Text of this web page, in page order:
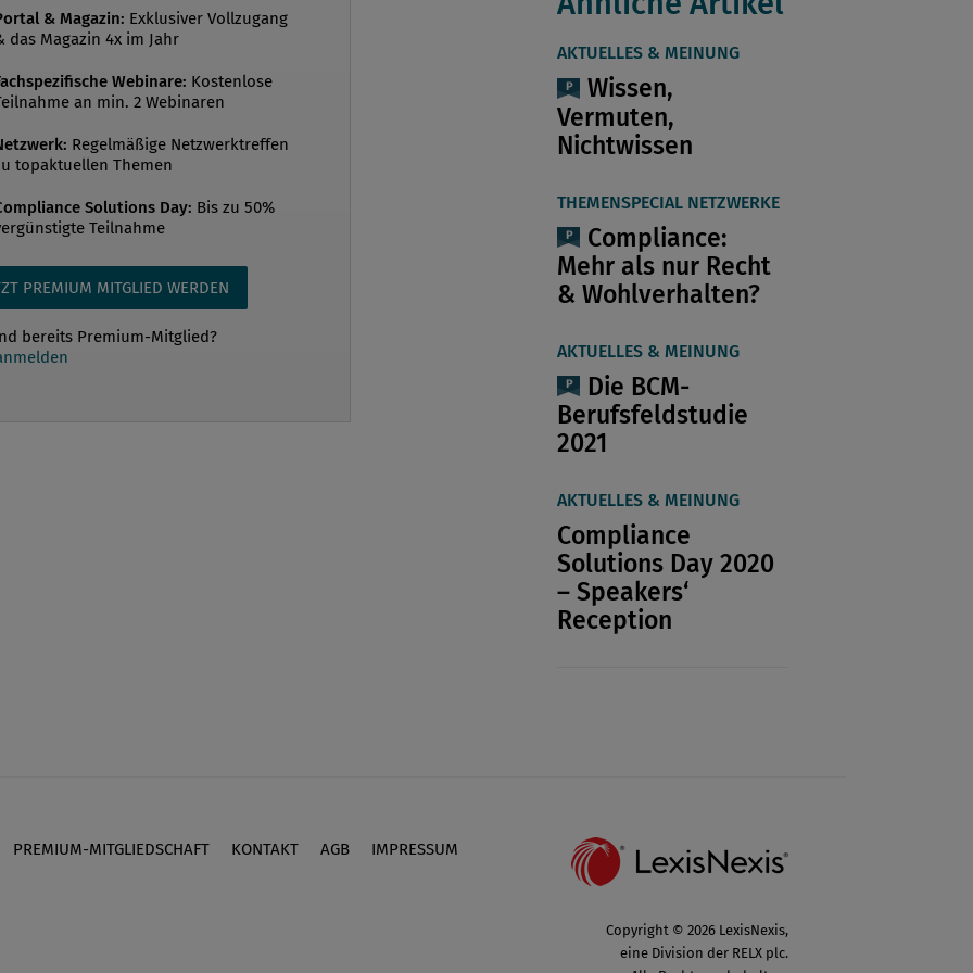
Gesundheits- und
und einigen Jahren Tätigkeit in
zuletzt als Pflegedirektorin in der Klinik
absolvierte Mag.a Kölldorfer-Leitgeb
d...
& Magazin: Exklusiver Vollzugang
das Magazin 4x im Jahr
Webinare: Kostenlose
an min. 2 Webinaren
Regelmäßige Netzwerktreffen
topaktuellen Themen
Solutions Day: Bis zu 50%
Teilnahme
PREMIUM MITGLIED WERDEN
bereits Premium-Mitglied?
AKTUELLES & MEINUNG
Wissen,
Vermuten,
Nichtwissen
THEMENSPECIAL NETZWERKE
Compliance:
Mehr als nur Recht
& Wohlverhalten?
AKTUELLES & MEINUNG
Die BCM-
Berufsfeldstudie
2021
AKTUELLES & MEINUNG
Compliance
Solutions Day 2020
– Speakers‘
Reception
PREMIUM-MITGLIEDSCHAFT KONTAKT AGB IMPRESSUM
Copyright © 2026 LexisNexis,
eine Division der RELX plc.